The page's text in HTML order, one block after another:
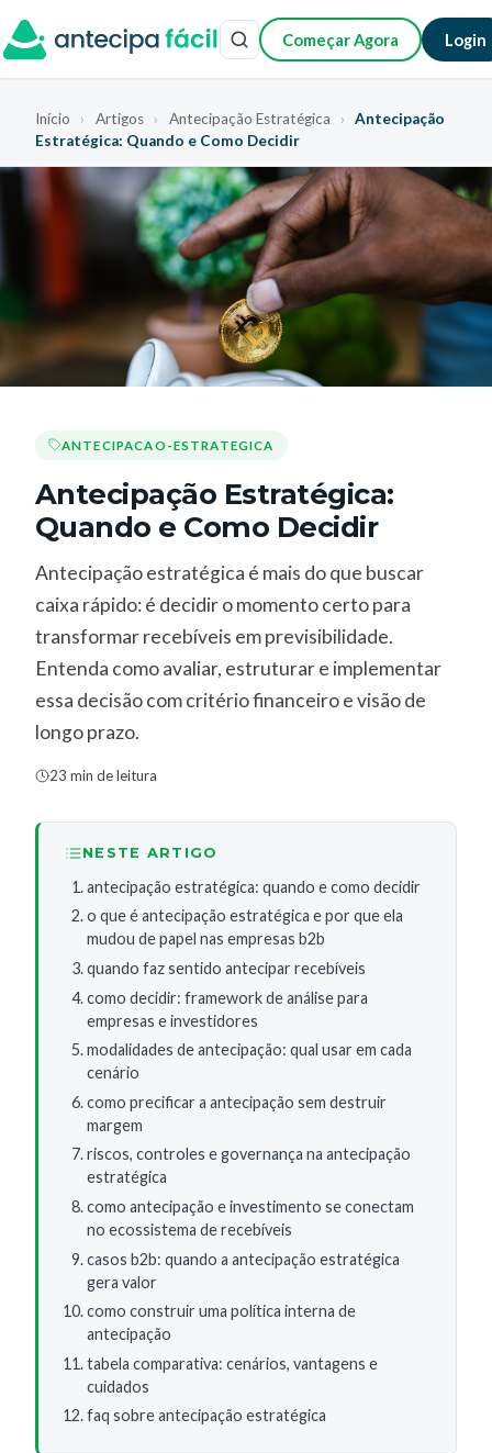
Começar Agora Login
Início › Artigos › Antecipação Estratégica ›
Antecipação
Estratégica: Quando e Como Decidir
ANTECIPACAO-ESTRATEGICA
Antecipação Estratégica:
Quando e Como Decidir
Antecipação estratégica é mais do que buscar
caixa rápido: é decidir o momento certo para
transformar recebíveis em previsibilidade.
Entenda como avaliar, estruturar e implementar
essa decisão com critério financeiro e visão de
longo prazo.
23 min de leitura
NESTE ARTIGO
antecipação estratégica: quando e como decidir
o que é antecipação estratégica e por que ela
mudou de papel nas empresas b2b
quando faz sentido antecipar recebíveis
como decidir: framework de análise para
empresas e investidores
modalidades de antecipação: qual usar em cada
cenário
como precificar a antecipação sem destruir
margem
riscos, controles e governança na antecipação
estratégica
como antecipação e investimento se conectam
no ecossistema de recebíveis
casos b2b: quando a antecipação estratégica
gera valor
como construir uma política interna de
antecipação
tabela comparativa: cenários, vantagens e
cuidados
faq sobre antecipação estratégica